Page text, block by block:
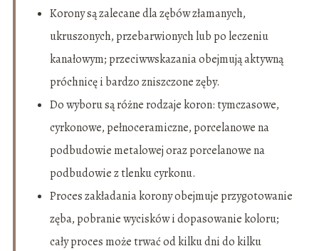
Korony są zalecane dla zębów złamanych,
ukruszonych, przebarwionych lub po leczeniu
kanałowym; przeciwwskazania obejmują aktywną
próchnicę i bardzo zniszczone zęby.
Do wyboru są różne rodzaje koron: tymczasowe,
cyrkonowe, pełnoceramiczne, porcelanowe na
podbudowie metalowej oraz porcelanowe na
podbudowie z tlenku cyrkonu.
Proces zakładania korony obejmuje przygotowanie
zęba, pobranie wycisków i dopasowanie koloru;
cały proces może trwać od kilku dni do kilku